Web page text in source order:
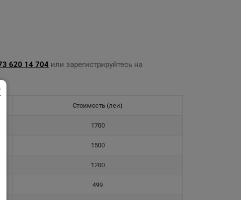
620 14 704 или зарегистрируйтесь на
Стоимость (леи)
1700
1500
1200
499